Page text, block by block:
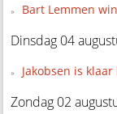
Bart Lemmen
Dinsdag 04
Jakobsen is klaar
Zondag 02